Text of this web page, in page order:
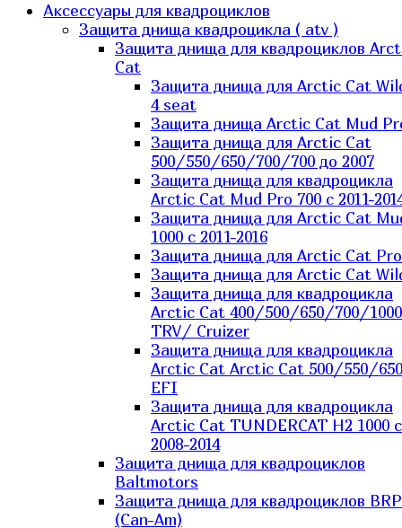
Аксессуары для квадроциклов
Защита днища квадроцикла ( atv )
Защита днища для квадроциклов
Cat
Защита днища для Arctic Cat
4 seat
Защита днища Arctic Cat Mud
Защита днища для Arctic Cat
500/550/650/700/700 до 2007
Защита днища для квадроцикла
Arctic Cat Mud Pro 700 с 2011-
Защита днища для Arctic Cat
1000 c 2011-2016
Защита днища для Arctic Cat
Защита днища для Arctic Cat
Защита днища для квадроцикла
Arctic Cat 400/500/650/700/1000
TRV/ Cruizer
Защита днища для квадроцикла
Arctic Cat Arctic Cat 500/550/
EFI
Защита днища для квадроцикла
Arctic Cat TUNDERCAT H2 1000 c
2008-2014
Защита днища для квадроциклов
Baltmotors
Защита днища для квадроциклов BRP
(Can-Am)